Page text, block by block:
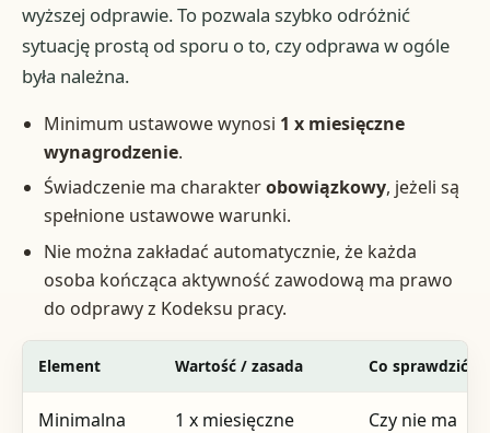
wyższej odprawie. To pozwala szybko odróżnić
sytuację prostą od sporu o to, czy odprawa w ogóle
była należna.
Minimum ustawowe wynosi 1 x miesięczne
wynagrodzenie.
Świadczenie ma charakterobowiązkowy, jeżeli są
spełnione ustawowe warunki.
Nie można zakładać automatycznie, że każda
osoba kończąca aktywność zawodową ma prawo
do odprawy z Kodeksu pracy.
Element Wartość / zasada Co sprawdzić
Minimalna
1 x miesięczne
Czy nie ma